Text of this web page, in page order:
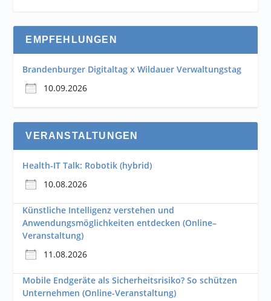
EMPFEHLUNGEN
Brandenburger Digitaltag x Wildauer Verwaltungstag
10.09.2026
VERANSTALTUNGEN
Health-IT Talk: Robotik (hybrid)
10.08.2026
Künstliche Intelligenz verstehen und
Anwendungsmöglichkeiten entdecken (Online–
Veranstaltung)
11.08.2026
Mobile Endgeräte als Sicherheitsrisiko? So schützen
Unternehmen (Online-Veranstaltung)